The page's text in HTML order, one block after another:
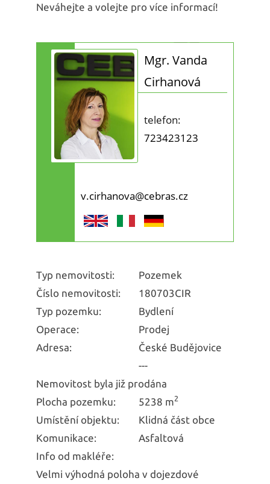
Neváhejte a volejte pro více informací!
Mgr. Vanda
Cirhanová
telefon:
723423123
v.cirhanova@cebras.cz
Typ nemovitosti:
Pozemek
Číslo nemovitosti:
180703CIR
Typ pozemku:
Bydlení
Operace:
Prodej
Adresa:
České Budějovice
---
Nemovitost byla již prodána
Plocha pozemku:
5238 m2
Umístění objektu:
Klidná část obce
Komunikace:
Asfaltová
Info od makléře:
Velmi výhodná poloha v dojezdové